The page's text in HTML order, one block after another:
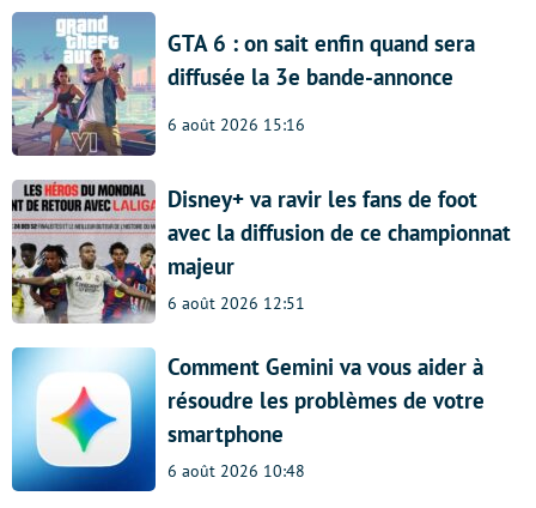
GTA 6 : on sait enfin quand sera
diffusée la 3e bande-annonce
6 août 2026 15:16
Disney+ va ravir les fans de foot
avec la diffusion de ce championnat
majeur
6 août 2026 12:51
Comment Gemini va vous aider à
résoudre les problèmes de votre
smartphone
6 août 2026 10:48